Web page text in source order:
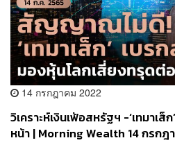
14 กรกฎาคม 2022
วิเคราะห์เงินเฟ้อสหรัฐฯ -‘เทมาเ
หน้า | Morning Wealth 14 กรกฎ